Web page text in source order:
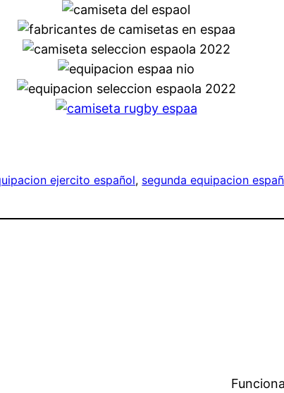
ejercito español, segunda equipacion